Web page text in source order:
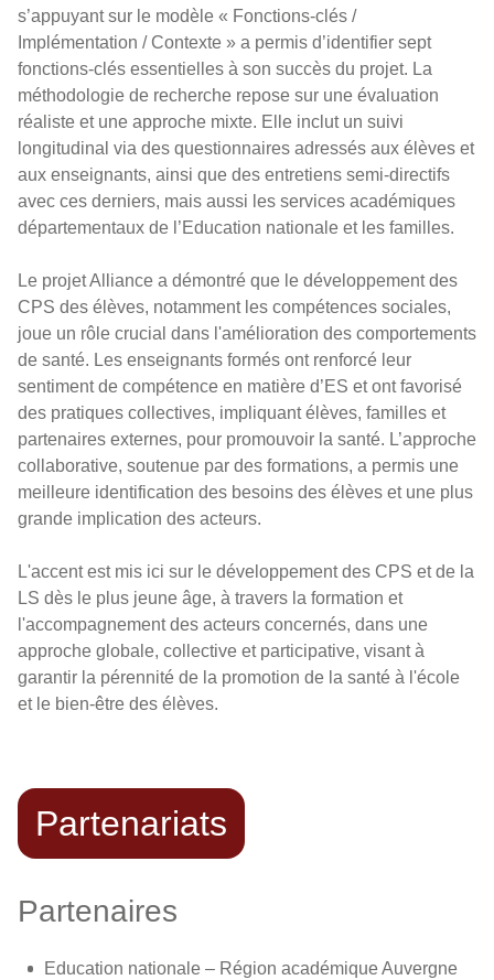
s’appuyant sur le modèle « Fonctions-clés /
Implémentation / Contexte » a permis d’identifier sept
fonctions-clés essentielles à son succès du projet. La
méthodologie de recherche repose sur une évaluation
réaliste et une approche mixte. Elle inclut un suivi
longitudinal via des questionnaires adressés aux élèves et
aux enseignants, ainsi que des entretiens semi-directifs
avec ces derniers, mais aussi les services académiques
départementaux de l’Education nationale et les familles.
Le projet Alliance a démontré que le développement des
CPS des élèves, notamment les compétences sociales,
joue un rôle crucial dans l'amélioration des comportements
de santé. Les enseignants formés ont renforcé leur
sentiment de compétence en matière d’ES et ont favorisé
des pratiques collectives, impliquant élèves, familles et
partenaires externes, pour promouvoir la santé. L’approche
collaborative, soutenue par des formations, a permis une
meilleure identification des besoins des élèves et une plus
grande implication des acteurs.
L'accent est mis ici sur le développement des CPS et de la
LS dès le plus jeune âge, à travers la formation et
l'accompagnement des acteurs concernés, dans une
approche globale, collective et participative, visant à
garantir la pérennité de la promotion de la santé à l'école
et le bien-être des élèves.
Partenariats
Partenaires
Education nationale – Région académique Auvergne